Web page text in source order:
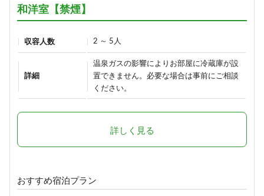
「りんごで育った信州牛」だけを
使った≪1泊2食最高級肉肉プラン
≫（連泊不可のプランです）
1泊2食付き
24,290円/人/泊 ～
和洋室【禁煙】
収容人数 2 ～ 5人
詳細
温泉ガスの影響によりお部屋に冷蔵庫が設
置できません。必要な場合は事前にご相談
ください。
詳しく見る
おすすめ宿泊プラン